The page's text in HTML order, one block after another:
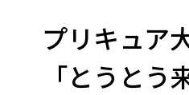
プリキュア
「とうとう